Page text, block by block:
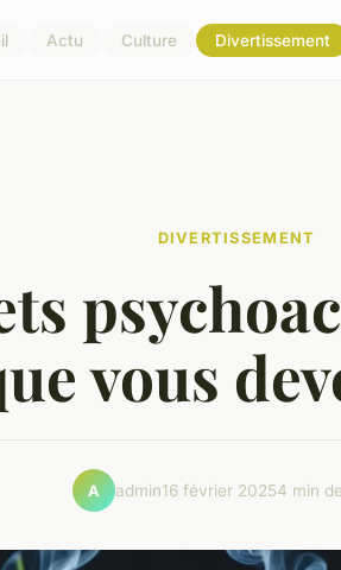
Actu Culture Divertissement
DIVERTISSEMENT
vous
A admin16 février 20254 min